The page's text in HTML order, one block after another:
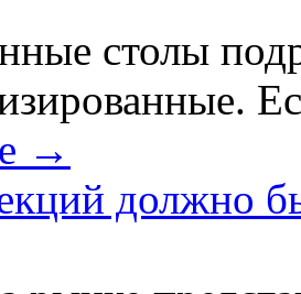
столы
→
должно